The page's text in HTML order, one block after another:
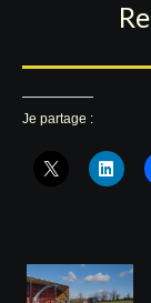
Je partage :